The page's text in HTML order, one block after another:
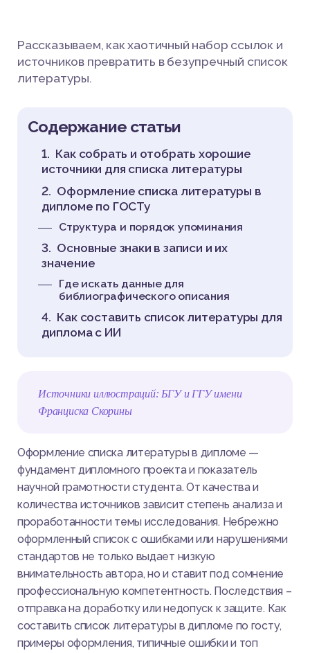
Рассказываем, как хаотичный набор ссылок и
источников превратить в безупречный список
литературы.
Содержание статьи
Как собрать и отобрать хорошие
источники для списка литературы
Оформление списка литературы в
дипломе по ГОСТу
Структура и порядок упоминания
Основные знаки в записи и их
значение
Где искать данные для
библиографического описания
Как составить список литературы для
диплома с ИИ
Источники иллюстраций: БГУ и ГГУ имени
Франциска Скорины
Оформление списка литературы в дипломе —
фундамент дипломного проекта и показатель
научной грамотности студента. От качества и
количества источников зависит степень анализа и
проработанности темы исследования. Небрежно
оформленный список с ошибками или нарушениями
стандартов не только выдает низкую
внимательность автора, но и ставит под сомнение
профессиональную компетентность. Последствия –
отправка на доработку или недопуск к защите. Как
составить список литературы в дипломе по госту,
примеры оформления, типичные ошибки и топ